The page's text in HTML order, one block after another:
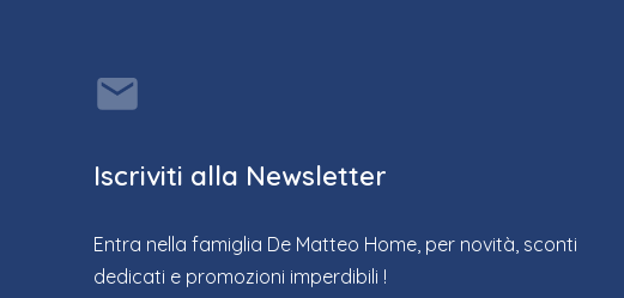
Iscriviti alla Newsletter
Entra nella famiglia De Matteo Home, per novità, sconti
dedicati e promozioni imperdibili !